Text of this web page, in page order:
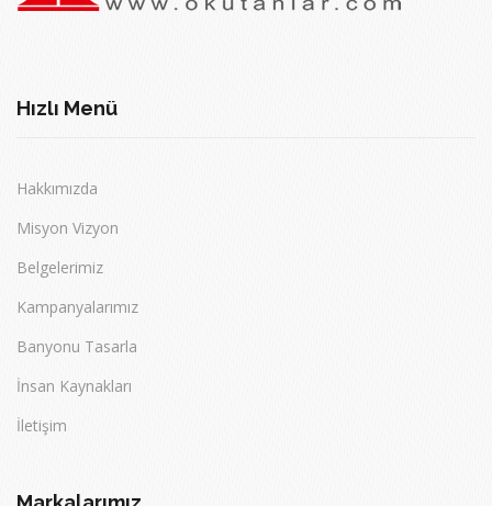
Hızlı Menü
Hakkımızda
Misyon Vizyon
Belgelerimiz
Kampanyalarımız
Banyonu Tasarla
İnsan Kaynakları
İletişim